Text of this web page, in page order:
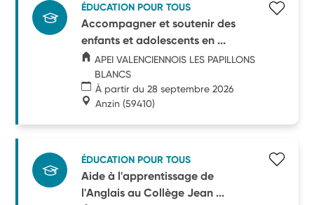
ÉDUCATION POUR TOUS
Accompagner et soutenir des
enfants et adolescents en ...
APEI VALENCIENNOIS LES PAPILLONS
BLANCS
À partir du 28 septembre 2026
Anzin (59410)
ÉDUCATION POUR TOUS
Aide à l'apprentissage de
l'Anglais au Collège Jean ...